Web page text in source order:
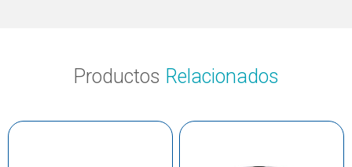
Productos Relacionados